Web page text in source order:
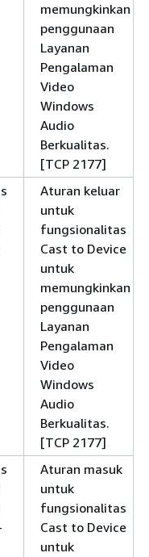
memungkinkan
penggunaan
Layanan
Pengalaman
Video
Windows
Audio
Berkualitas.
[TCP 2177]
Aturan keluar
untuk
fungsionalitas
Cast to Device
untuk
memungkinkan
penggunaan
Layanan
Pengalaman
Video
Windows
Audio
Berkualitas.
[TCP 2177]
Aturan masuk
untuk
fungsionalitas
Cast to Device
untuk